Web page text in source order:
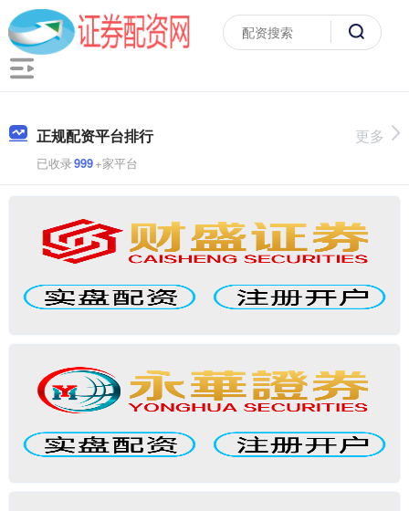
正规配资平台排行
已收录999+家平台
更多